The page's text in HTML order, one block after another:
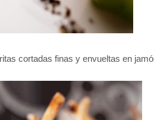
cortadas finas y envueltas en